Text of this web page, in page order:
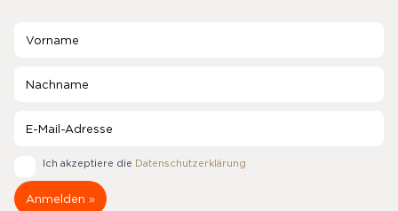
Ich akzeptiere die Datenschutzerklärung